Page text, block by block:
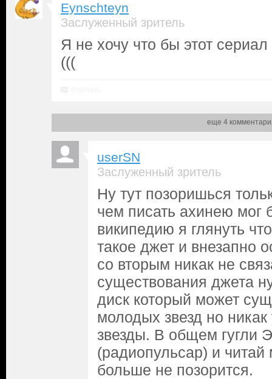
Eynschteyn
Заслуженный зритель
Я не хочу что бы этот
(((
еще 4
userSN
Заслуженный зритель
Ну тут позоришься
чем писать ахинею мог
википедию я глянуть
такое джет и внезапно
со вторым никак не
существования джета
диск который может
молодых звезд но
звезды. В общем гугли
(радиопульсар) и читай
больше не позорится.